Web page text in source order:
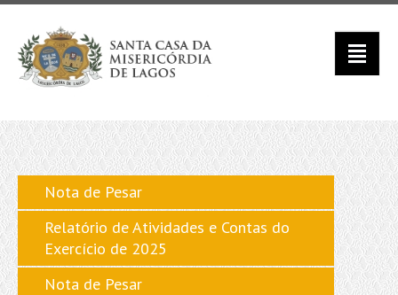
Nota de Pesar
Relatório de Atividades e Contas do
Exercício de 2025
Nota de Pesar